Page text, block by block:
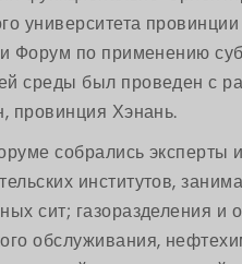
университета
Форум по применению
среды был проведен с
провинция Хэнань.
собрались эксперты
институтов,
сит; газоразделения и
обслуживания,